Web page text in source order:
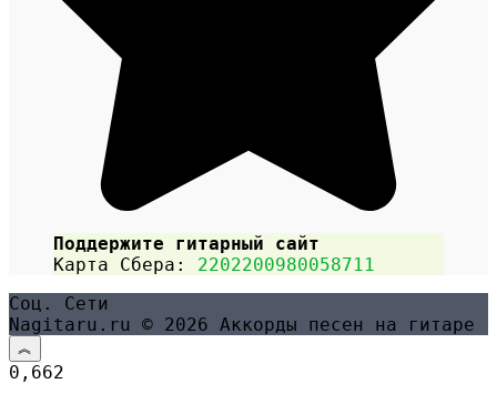
Поддержите гитарный сайт
Карта Сбера: 2202200980058711
Соц. Сети
Nagitaru.ru © 2026 Аккорды песен на гитаре
0,662